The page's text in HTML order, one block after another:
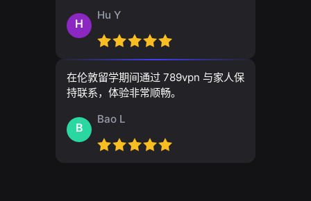
H
Hu Y
在伦敦留学期间通过 789vpn 与家人保
持联系，体验非常顺畅。
B
Bao L